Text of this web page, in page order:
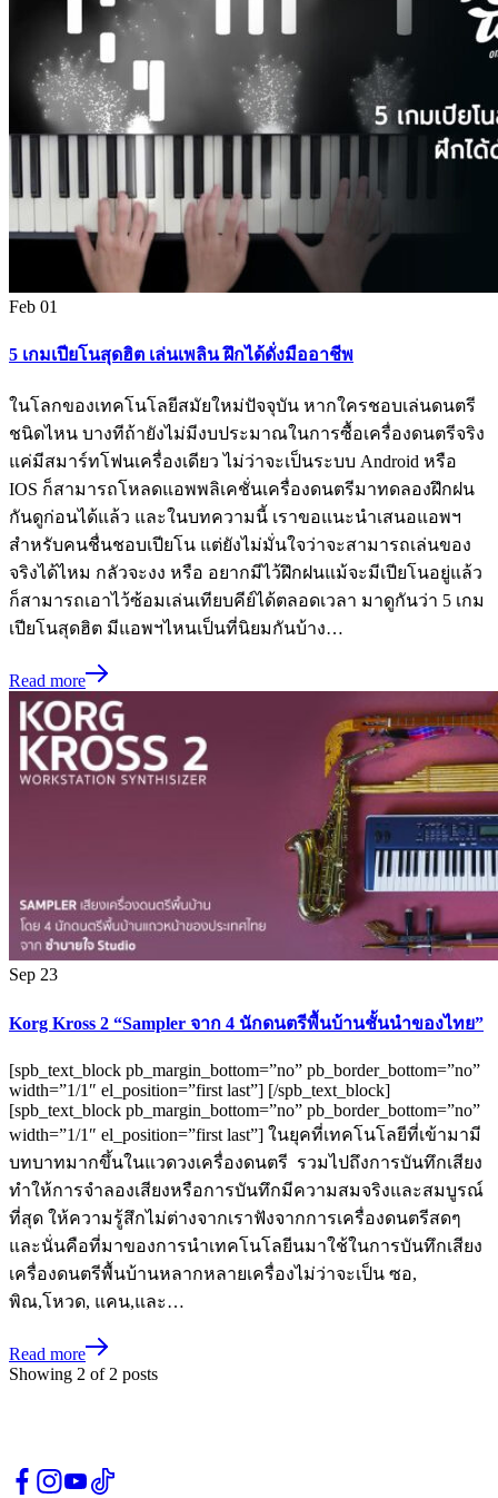
Feb 01
5 เกมเปียโนสุดฮิต เล่นเพลิน ฝึกได้ดั่งมืออาชีพ
ในโลกของเทคโนโลยีสมัยใหม่ปัจจุบัน หากใครชอบเล่นดนตรี
ชนิดไหน บางทีถ้ายังไม่มีงบประมาณในการซื้อเครื่องดนตรีจริง
แค่มีสมาร์ทโฟนเครื่องเดียว ไม่ว่าจะเป็นระบบ Android หรือ
IOS ก็สามารถโหลดแอพพลิเคชั่นเครื่องดนตรีมาทดลองฝึกฝน
กันดูก่อนได้แล้ว และในบทความนี้ เราขอแนะนำเสนอแอพฯ
สำหรับคนชื่นชอบเปียโน แต่ยังไม่มั่นใจว่าจะสามารถเล่นของ
จริงได้ไหม กลัวจะงง หรือ อยากมีไว้ฝึกฝนแม้จะมีเปียโนอยู่แล้ว
ก็สามารถเอาไว้ซ้อมเล่นเทียบคีย์ได้ตลอดเวลา มาดูกันว่า 5 เกม
เปียโนสุดฮิต มีแอพฯไหนเป็นที่นิยมกันบ้าง…
Read more
Sep 23
Korg Kross 2 “Sampler จาก 4 นักดนตรีพื้นบ้านชั้นนำของไทย”
[spb_text_block pb_margin_bottom=”no” pb_border_bottom=”no”
width=”1/1″ el_position=”first last”] [/spb_text_block]
[spb_text_block pb_margin_bottom=”no” pb_border_bottom=”no”
width=”1/1″ el_position=”first last”] ในยุคที่เทคโนโลยีที่เข้ามามี
บทบาทมากขึ้นในแวดวงเครื่องดนตรี รวมไปถึงการบันทึกเสียง
ทำให้การจำลองเสียงหรือการบันทึกมีความสมจริงและสมบูรณ์
ที่สุด ให้ความรู้สึกไม่ต่างจากเราฟังจากการเครื่องดนตรีสดๆ
และนั่นคือที่มาของการนำเทคโนโลยีนมาใช้ในการบันทึกเสียง
เครื่องดนตรีพื้นบ้านหลากหลายเครื่องไม่ว่าจะเป็น ซอ,
พิณ,โหวด, แคน,และ…
Read more
Showing 2 of 2 posts